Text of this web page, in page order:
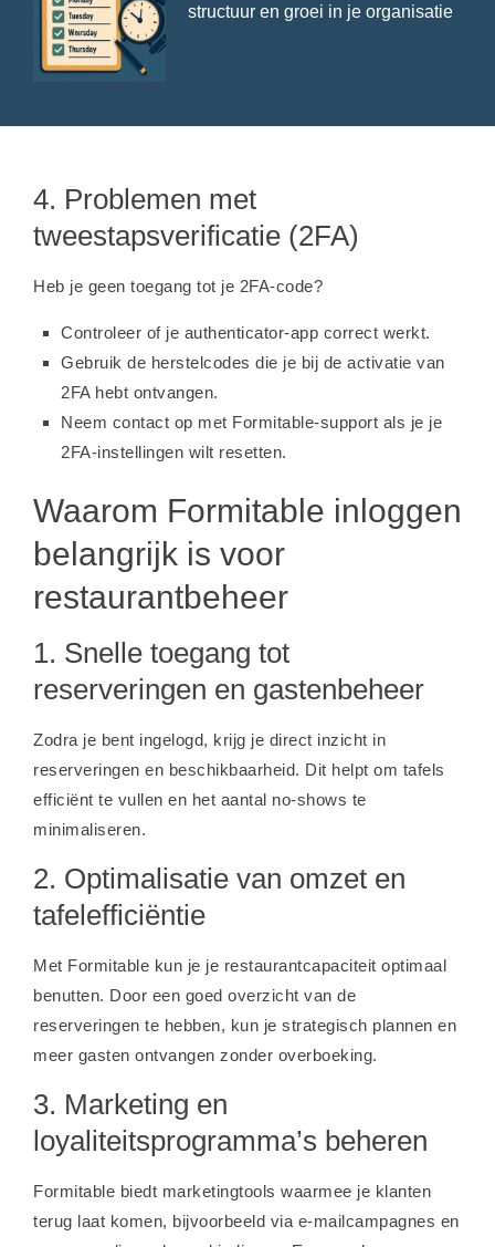
structuur en groei in je organisatie
4. Problemen met
tweestapsverificatie (2FA)
Heb je geen toegang tot je 2FA-code?
Controleer of je authenticator-app correct werkt.
Gebruik de herstelcodes die je bij de activatie van
2FA hebt ontvangen.
Neem contact op met Formitable-support als je je
2FA-instellingen wilt resetten.
Waarom Formitable inloggen
belangrijk is voor
restaurantbeheer
1. Snelle toegang tot
reserveringen en gastenbeheer
Zodra je bent ingelogd, krijg je direct inzicht in
reserveringen en beschikbaarheid. Dit helpt om tafels
efficiënt te vullen en het aantal no-shows te
minimaliseren.
2. Optimalisatie van omzet en
tafelefficiëntie
Met Formitable kun je je restaurantcapaciteit optimaal
benutten. Door een goed overzicht van de
reserveringen te hebben, kun je strategisch plannen en
meer gasten ontvangen zonder overboeking.
3. Marketing en
loyaliteitsprogramma’s beheren
Formitable biedt marketingtools waarmee je klanten
terug laat komen, bijvoorbeeld via e-mailcampagnes en